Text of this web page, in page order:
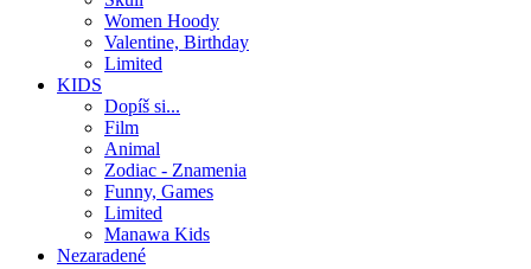
Women Hoody
Valentine, Birthday
Limited
KIDS
Dopíš si...
Film
Animal
Zodiac - Znamenia
Funny, Games
Limited
Manawa Kids
Nezaradené